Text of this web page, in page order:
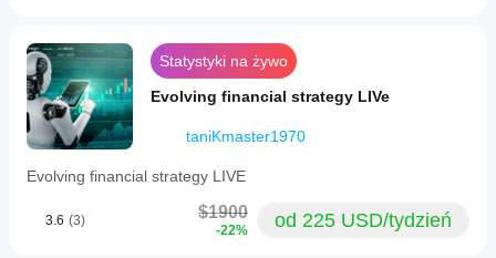
Statystyki na żywo
Evolving financial strategy LIVe
taniKmaster1970
Evolving financial strategy LIVE
3.6 (3) $1900
-22% od 225 USD/tydzień